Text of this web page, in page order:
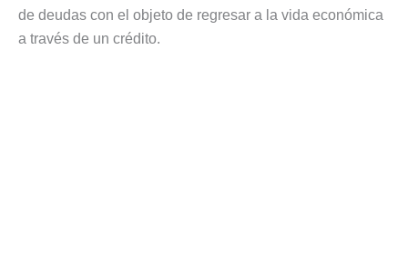
de deudas con el objeto de regresar a la vida económica
a través de un crédito.